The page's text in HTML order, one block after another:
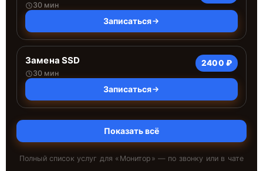
30 мин
Записаться
Замена SSD
30 мин
2400 ₽
Записаться
Показать всё
Полный список услуг для « Монитор » — по звонку или в чате